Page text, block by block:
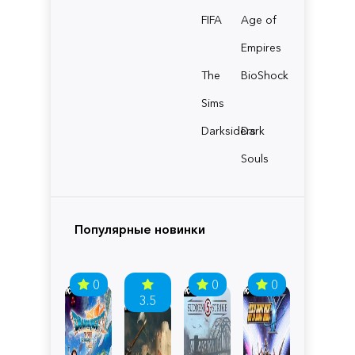
FIFA
Age of
Empires
The
Sims
BioShock
Darksiders
Dark
Souls
Популярные новинки
0
3.5
0 0